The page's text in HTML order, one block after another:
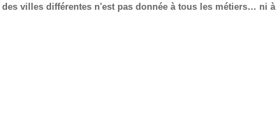
villes différentes n'est pas donnée à tous les métiers… ni à